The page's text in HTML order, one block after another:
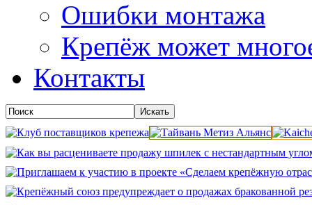
Ошибки монтажа
Крепёж может
Контакты